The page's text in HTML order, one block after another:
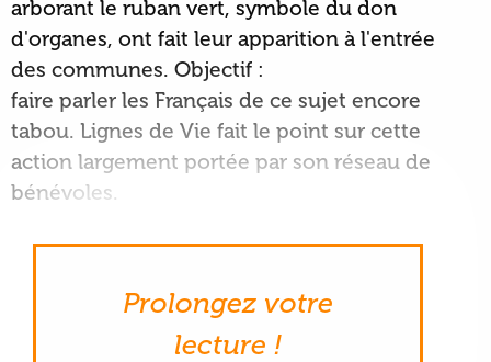
arborant le ruban vert, symbole du don
d'organes, ont fait leur apparition à l'entrée
des communes. Objectif :
faire parler les Français de ce sujet encore
tabou. Lignes de Vie fait le point sur cette
action largement portée par son réseau de
bénévoles.
Prolongez votre
lecture !